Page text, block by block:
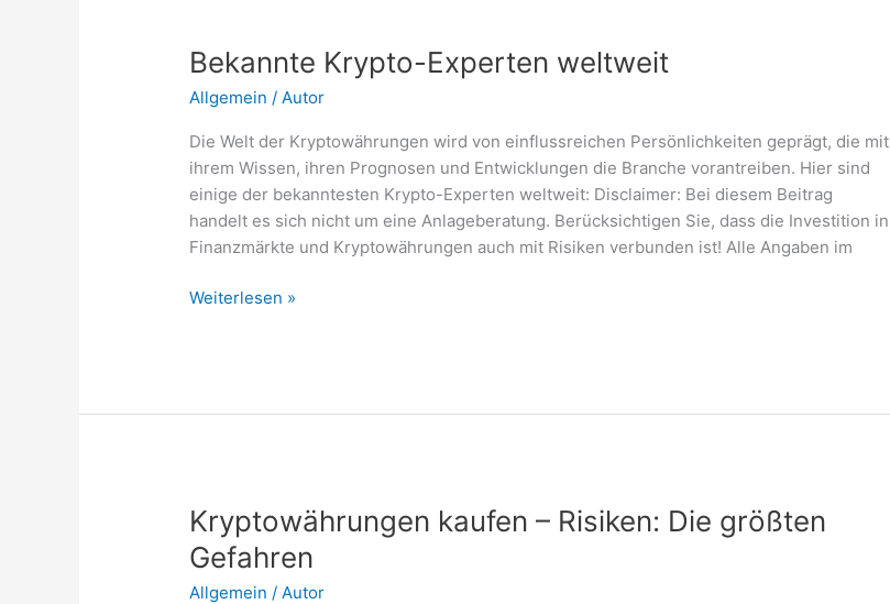
Bekannte Krypto-Experten weltweit
Allgemein /Autor
Die Welt der Kryptowährungen wird von einflussreichen Persönlichkeiten geprägt, die mit
ihrem Wissen, ihren Prognosen und Entwicklungen die Branche vorantreiben. Hier sind
einige der bekanntesten Krypto-Experten weltweit: Disclaimer: Bei diesem Beitrag
handelt es sich nicht um eine Anlageberatung. Berücksichtigen Sie, dass die Investition in
Finanzmärkte und Kryptowährungen auch mit Risiken verbunden ist! Alle Angaben im
Bekannte
Weiterlesen »
Kryptowährungen kaufen – Risiken: Die größten
Gefahren
Allgemein / Autor